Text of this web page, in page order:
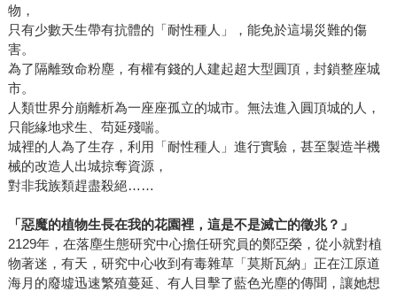
物，
只有少數天生帶有抗體的「耐性種人」，能免於這場災難的傷
害。
為了隔離致命粉塵，有權有錢的人建起超大型圓頂，封鎖整座城
市。
人類世界分崩離析為一座座孤立的城市。無法進入圓頂城的人，
只能緣地求生、苟延殘喘。
城裡的人為了生存，利用「耐性種人」進行實驗，甚至製造半機
械的改造人出城掠奪資源，
對非我族類趕盡殺絕……
「惡魔的植物生長在我的花園裡，這是不是滅亡的徵兆？」
2129年，在落塵生態研究中心擔任研究員的鄭亞榮，從小就對植
物著迷，有天，研究中心收到有毒雜草「莫斯瓦納」正在江原道
海月的廢墟迅速繁殖蔓延、有人目擊了藍色光塵的傳聞，讓她想